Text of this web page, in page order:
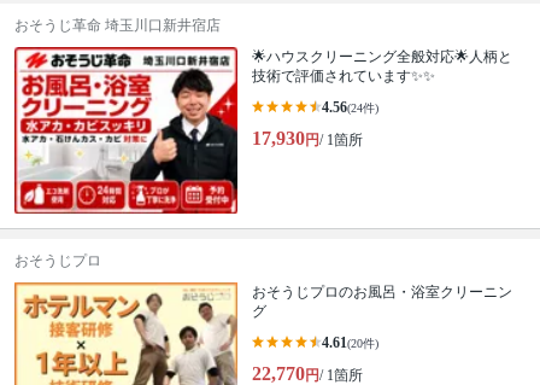
おそうじ革命 埼玉川口新井宿店
🌟ハウスクリーニング全般対応🌟人柄と
技術で評価されています✨✨
4.56(24件)
17,930円/ 1箇所
おそうじプロ
おそうじプロのお風呂・浴室クリーニン
グ
4.61(20件)
22,770円/ 1箇所